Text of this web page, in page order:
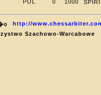
POL 0 1000
http://
Szachowo-Warcabowe